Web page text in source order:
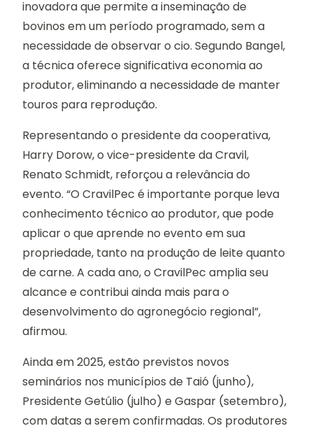
inovadora que permite a inseminação de
bovinos em um período programado, sem a
necessidade de observar o cio. Segundo Bangel,
a técnica oferece significativa economia ao
produtor, eliminando a necessidade de manter
touros para reprodução.
Representando o presidente da cooperativa,
Harry Dorow, o vice-presidente da Cravil,
Renato Schmidt, reforçou a relevância do
evento. “O CravilPec é importante porque leva
conhecimento técnico ao produtor, que pode
aplicar o que aprende no evento em sua
propriedade, tanto na produção de leite quanto
de carne. A cada ano, o CravilPec amplia seu
alcance e contribui ainda mais para o
desenvolvimento do agronegócio regional”,
afirmou.
Ainda em 2025, estão previstos novos
seminários nos municípios de Taió (junho),
Presidente Getúlio (julho) e Gaspar (setembro),
com datas a serem confirmadas. Os produtores